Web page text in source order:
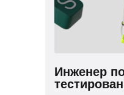
Инженер